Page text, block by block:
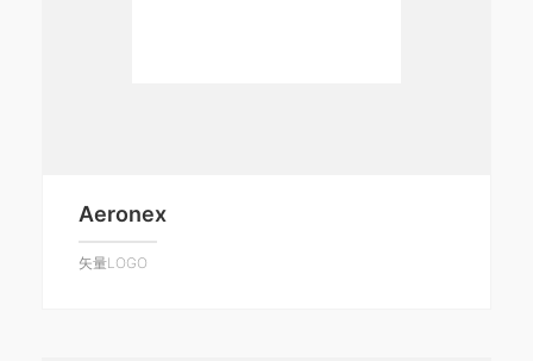
Aeronex
矢量LOGO